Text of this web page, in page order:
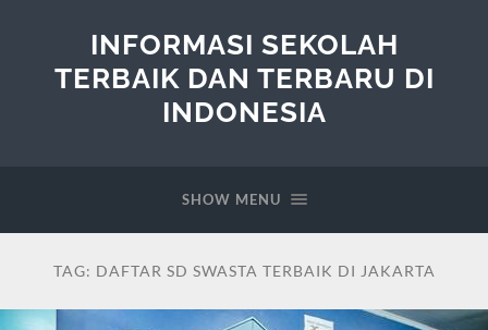
INFORMASI SEKOLAH
TERBAIK DAN TERBARU DI
INDONESIA
SHOW MENU
TAG: DAFTAR SD SWASTA TERBAIK DI JAKARTA